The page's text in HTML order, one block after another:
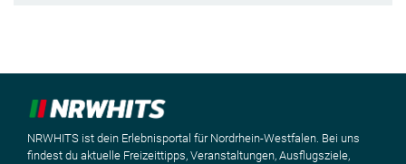
NRWHITS ist dein Erlebnisportal für Nordrhein-Westfalen. Bei uns
findest du aktuelle Freizeittipps, Veranstaltungen, Ausflugsziele,